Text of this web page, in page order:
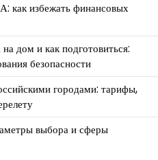
как избежать финансовых
дом и как подготовиться:
безопасности
городами: тарифы,
выбора и сферы